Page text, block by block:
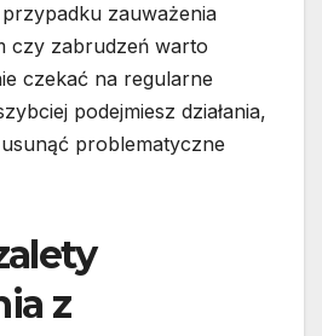
zauważenia
czy zabrudzeń warto
czekać na regularne
podejmiesz działania,
usunąć problematyczne
z